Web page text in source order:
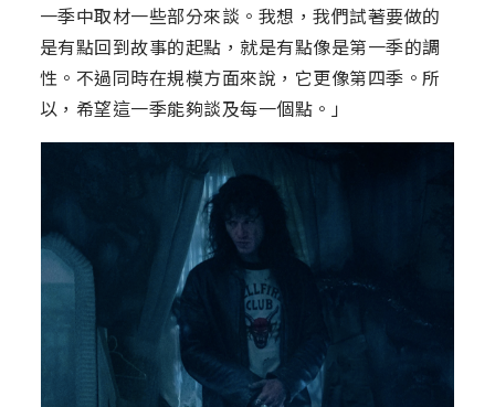
一季中取材一些部分來談。我想，我們試著要做的
是有點回到故事的起點，就是有點像是第一季的調
性。不過同時在規模方面來說，它更像第四季。所
以，希望這一季能夠談及每一個點。」